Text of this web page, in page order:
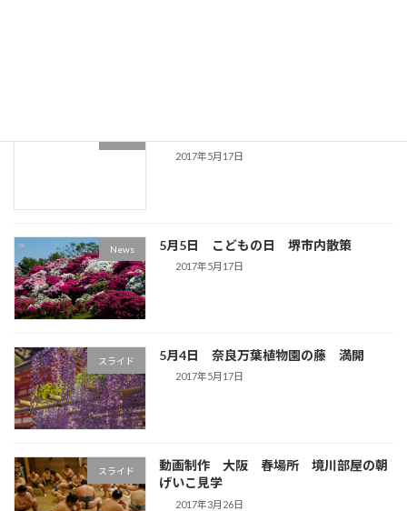
2017年5月17日
News 5月5日 こどもの日 堺市内散策
2017年5月17日
スライド 5月4日 奈良万葉植物園の藤 満開
2017年5月17日
スライド
動画制作 大阪 春場所 境川部屋の朝
げいこ見学
2017年3月26日